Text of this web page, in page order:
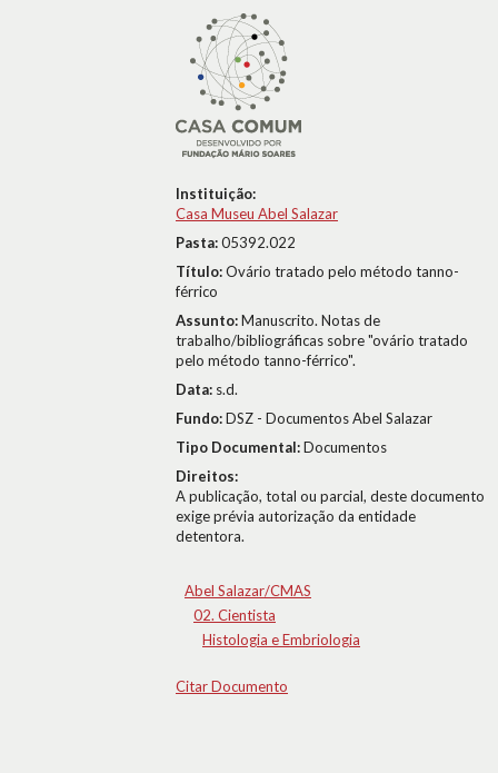
Instituição:
Casa Museu Abel Salazar
Pasta:05392.022
Título:Ovário tratado pelo método tanno-
férrico
Assunto:Manuscrito. Notas de
trabalho/bibliográficas sobre "ovário tratado
pelo método tanno-férrico".
Data: s.d.
Fundo:DSZ - Documentos Abel Salazar
Tipo Documental:Documentos
Direitos:
A publicação, total ou parcial, deste documento
exige prévia autorização da entidade
detentora.
Abel Salazar/CMAS
02. Cientista
Histologia e Embriologia
Citar Documento